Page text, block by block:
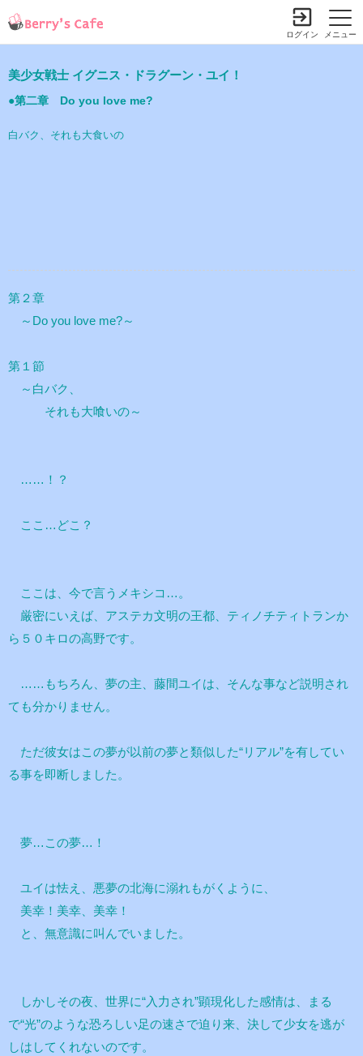
メニュー
ログイン
美少女戦士 イグニス・ドラグーン・ユイ！
●第二章 Do you love me?
白バク、それも大食いの
第２章
～Do you love me?～
第１節
～白バク、
それも大喰いの～
……！？
ここ…どこ？
ここは、今で言うメキシコ…。
厳密にいえば、アステカ文明の王都、ティノチティトランか
ら５０キロの高野です。
……もちろん、夢の主、藤間ユイは、そんな事など説明され
ても分かりません。
ただ彼女はこの夢が以前の夢と類似した“リアル”を有してい
る事を即断しました。
夢…この夢…！
ユイは怯え、悪夢の北海に溺れもがくように、
美幸！美幸、美幸！
と、無意識に叫んでいました。
しかしその夜、世界に“入力され”顕現化した感情は、まる
で“光”のような恐ろしい足の速さで迫り来、決して少女を逃が
しはしてくれないのです。